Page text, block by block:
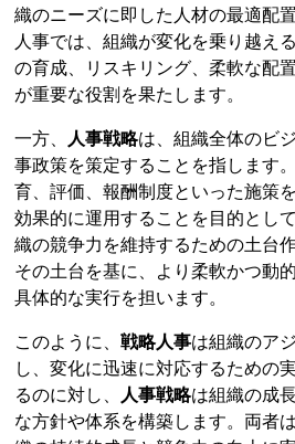
織のニーズに即した人材の最適配
人事では、組織が変化を乗り越え
の育成、リスキリング、柔軟な配
が重要な役割を果たします。
一方、 人事戦略は、組織全体のビ
事政策を策定することを指します
育、評価、報酬制度といった施策
効果的に運用することを目的とし
織の競争力を維持するための土台
その土台を基に、より柔軟かつ動
具体的な実行を担います。
このように、戦略人事は組織のア
し、変化に迅速に対応するための
るのに対し、
人事戦略は組織の成
な方針や体系を構築します。両者